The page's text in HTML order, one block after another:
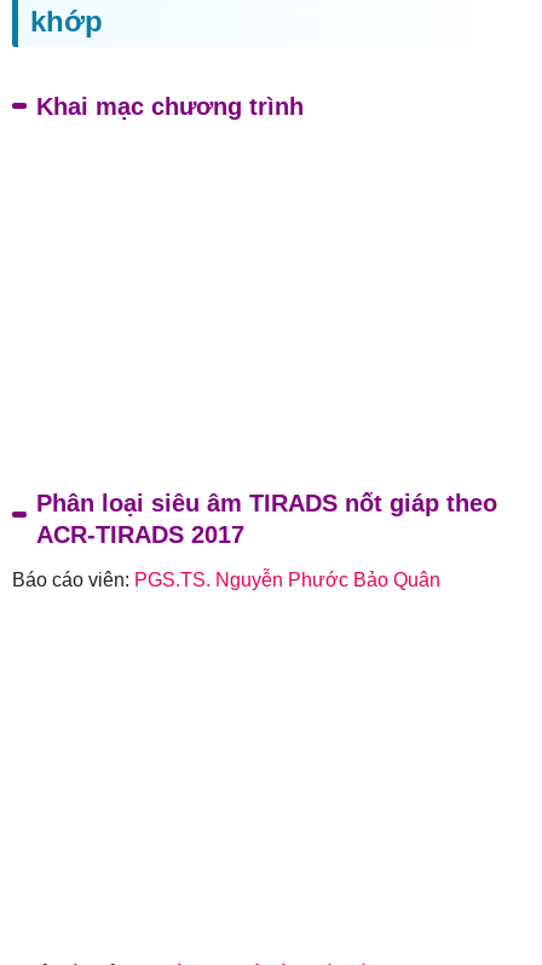
khớp
Khai mạc chương trình
Phân loại siêu âm TIRADS nốt giáp theo
ACR-TIRADS 2017
Báo cáo viên: PGS.TS. Nguyễn Phước Bảo Quân